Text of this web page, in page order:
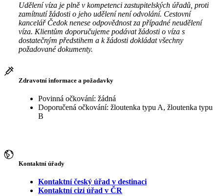
Udělení víza je plně v kompetenci zastupitelských úřadů, proti
zamítnutí žádosti o jeho udělení není odvolání. Cestovní
kancelář Čedok nenese odpovědnost za případné neudělení
víza. Klientům doporučujeme podávat žádosti o víza s
dostatečným předstihem a k žádosti dokládat všechny
požadované dokumenty.
Zdravotní informace a požadavky
Povinná očkování: žádná
Doporučená očkování: žloutenka typu A, žloutenka typu
B
Kontaktní úřady
Kontaktní český úřad v destinaci
Kontaktní cizí úřad v ČR